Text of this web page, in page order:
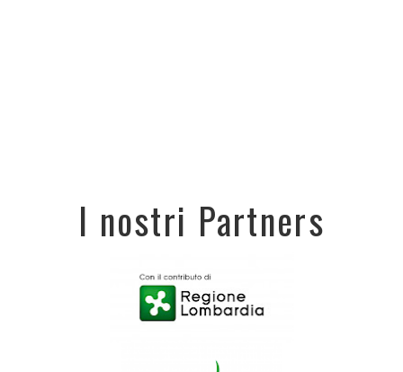
I nostri Partners